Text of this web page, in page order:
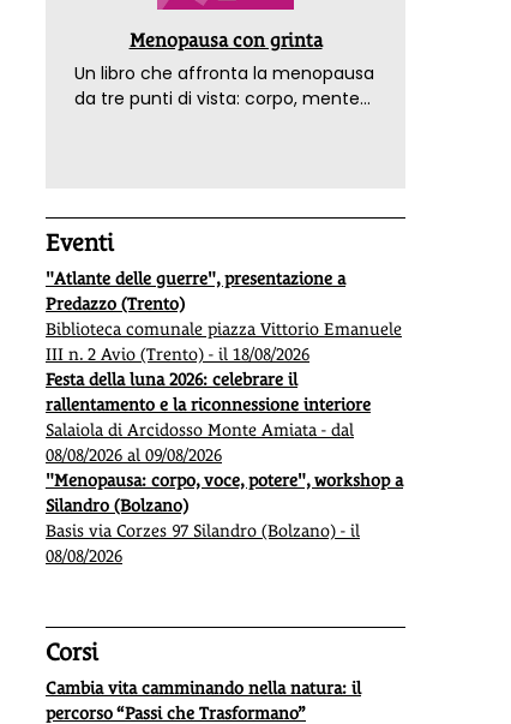
Menopausa con grinta
Un libro che affronta la menopausa
da tre punti di vista: corpo, mente
Eventi
"Atlante delle guerre", presentazione a
Predazzo (Trento)
Biblioteca comunale piazza Vittorio Emanuele
III n. 2 Avio (Trento) - il 18/08/2026
Festa della luna 2026: celebrare il
rallentamento e la riconnessione interiore
Salaiola di Arcidosso Monte Amiata - dal
08/08/2026 al 09/08/2026
"Menopausa: corpo, voce, potere", workshop a
Silandro (Bolzano)
Basis via Corzes 97 Silandro (Bolzano) - il
08/08/2026
Corsi
Cambia vita camminando nella natura: il
percorso “Passi che Trasformano”